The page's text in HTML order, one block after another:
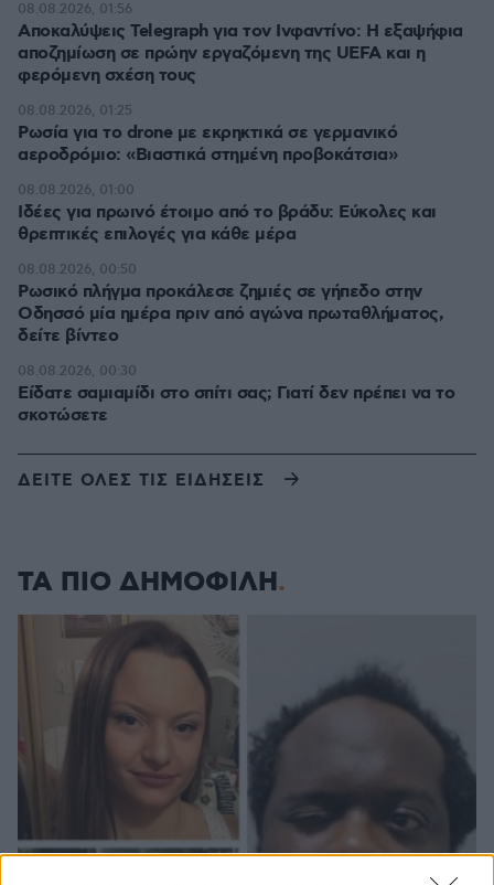
Αποκαλύψεις Telegraph για τον Ινφαντίνο: Η εξαψήφια
αποζημίωση σε πρώην εργαζόμενη της UEFA και η
φερόμενη σχέση τους
08.08.2026, 01:56
Ρωσία για το drone με εκρηκτικά σε γερμανικό
αεροδρόμιο: «Βιαστικά στημένη προβοκάτσια»
08.08.2026, 01:25
Ιδέες για πρωινό έτοιμο από το βράδυ: Εύκολες και
θρεπτικές επιλογές για κάθε μέρα
08.08.2026, 01:00
Ρωσικό πλήγμα προκάλεσε ζημιές σε γήπεδο στην
Οδησσό μία ημέρα πριν από αγώνα πρωταθλήματος,
δείτε βίντεο
08.08.2026, 00:50
Είδατε σαμιαμίδι στο σπίτι σας; Γιατί δεν πρέπει να το
σκοτώσετε
08.08.2026, 00:30
ΔΕΙΤΕ ΟΛΕΣ ΤΙΣ ΕΙΔΗΣΕΙΣ
ΤΑ ΠΙΟ ΔΗΜΟΦΙΛΗ